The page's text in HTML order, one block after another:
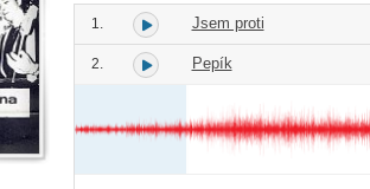
1. Jsem proti
2. Pepík